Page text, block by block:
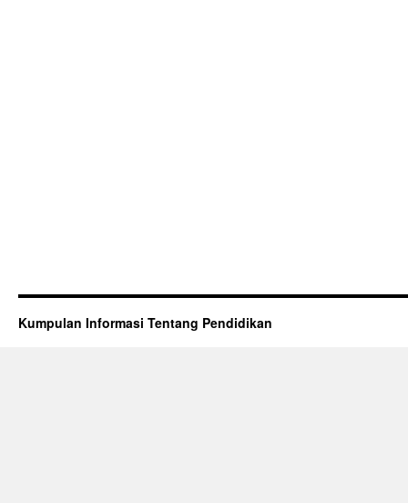
Kumpulan Informasi Tentang Pendidikan